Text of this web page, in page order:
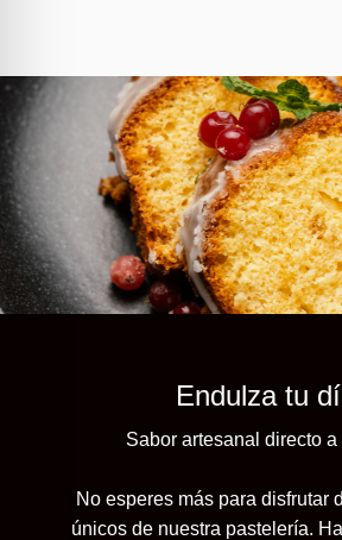
Endulza tu
Sabor artesanal directo a
No esperes más para disfrutar
únicos de nuestra pastelería.